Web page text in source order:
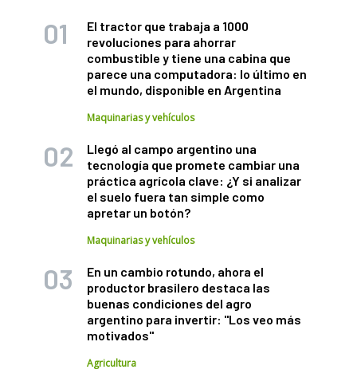
El tractor que trabaja a 1000
revoluciones para ahorrar
combustible y tiene una cabina que
parece una computadora: lo último en
el mundo, disponible en Argentina
Maquinarias y vehículos
Llegó al campo argentino una
tecnología que promete cambiar una
práctica agrícola clave: ¿Y si analizar
el suelo fuera tan simple como
apretar un botón?
Maquinarias y vehículos
En un cambio rotundo, ahora el
productor brasilero destaca las
buenas condiciones del agro
argentino para invertir: "Los veo más
motivados"
Agricultura